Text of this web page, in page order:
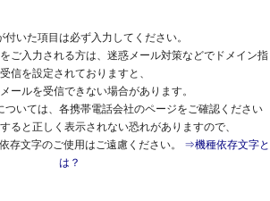
付いた項目は必ず入力してください。
ご入力される方は、迷惑メール対策などでドメイン指
信を設定されておりますと、
ールを受信できない場合があります。
ついては、各携帯電話会社のページをご確認ください
ると正しく表示されない恐れがありますので、
存文字のご使用はご遠慮ください。
⇒機種依存文字と
は？